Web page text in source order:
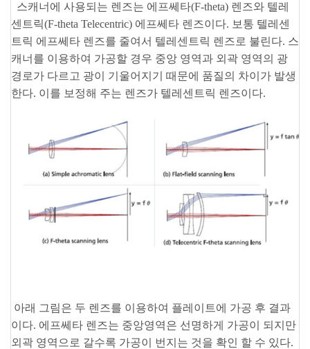
스캐너에 사용되는 렌즈는 에프쎄타(F-theta) 렌즈와 텔레
센트릭(F-theta Telecentric) 에프쎄타 렌즈이다. 보통 텔레센
트릭 에프쎄타 렌즈를 줄여서 텔레센트릭 렌즈로 불린다. 스
캐너를 이용하여 가공할 경우 중앙 영역과 외곽 영역의 광
경로가 다르고 광이 기울어지기 때문에 품질의 차이가 발생
한다. 이를 보정해 주는 렌즈가 텔레센트릭 렌즈이다.
아래 그림은 두 렌즈를 이용하여 플레이트에 가공 후 결과
이다. 에프쎄타 렌즈는 중앙영역은 선명하게 가공이 되지만
외곽 영역으로 갈수록 가공이 번지는 것을 확인 할 수 있다.